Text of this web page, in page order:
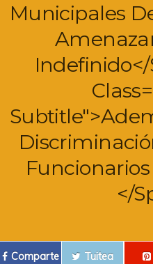
Municipales
</
Comparte Tuitea